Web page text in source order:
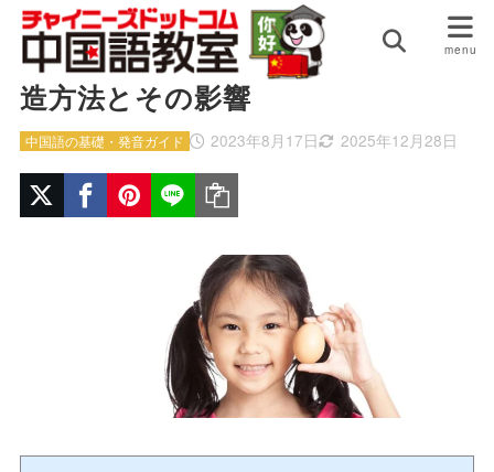
HOME 中国語の基礎・発音ガイド
中国の驚きの食文化：人工卵の製
造方法とその影響
2023年8月17日 2025年12月28日
中国語の基礎・発音ガイド